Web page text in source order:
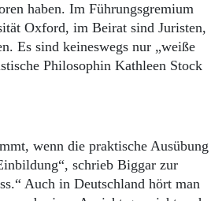
haben. Im Führungsgremium
Oxford, im Beirat sind Juristen,
Es sind keineswegs nur „weiße
Philosophin Kathleen Stock
wenn die praktische Ausübung
schrieb Biggar zur
Auch in Deutschland hört man